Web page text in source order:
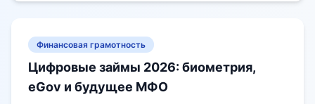
Финансовая грамотность
Цифровые займы 2026: биометрия,
eGov и будущее МФО